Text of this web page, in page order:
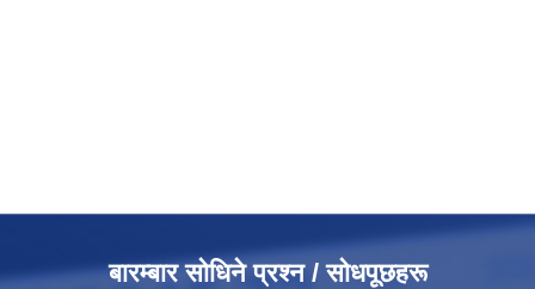
बारम्बार सोधिने प्रश्न / सोधपूछहरू